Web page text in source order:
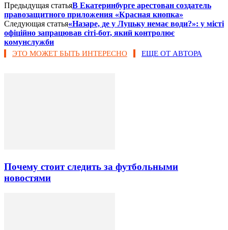
Предыдущая статьяВ Екатеринбурге арестован создатель
правозащитного приложения «Красная кнопка»
Следующая статья«Назаре, де у Луцьку немає води?»: у місті
офіційно запрацював сіті-бот, який контролює
комунслужби
ЭТО МОЖЕТ БЫТЬ ИНТЕРЕСНО ЕЩЕ ОТ АВТОРА
Почему стоит следить за футбольными
новостями